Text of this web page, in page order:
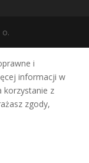
o.
i
informacji w
korzystanie z
zgody,